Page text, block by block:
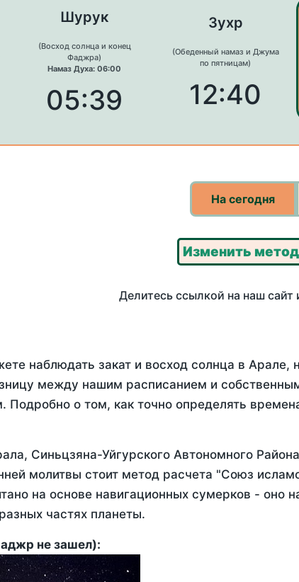
Шурук
(Восход солнца и конец
Фаджра)
Намаз Духа: 06:00
05:39
Зухр
(Обеденный намаз и Джума
по пятницам)
12:40
На сегодня
Изменить
Делитесь ссылкой на наш сайт
наблюдать закат и восход солнца в
между нашим расписанием и
Подробно о том, как точно определять
Синьцзяна-Уйгурского Автономного
молитвы стоит метод расчета "Союз
на основе навигационных сумерков - оно
частях планеты.
не зашел):